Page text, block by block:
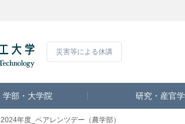
災害等による休講
学部・大学院 研究・産官
2024年度_ペアレンツデー（農学部）